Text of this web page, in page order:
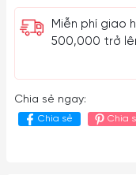
Miễn phí giao
500,000 trở
Chia sẻ ngay:
Chia sẻ Chia